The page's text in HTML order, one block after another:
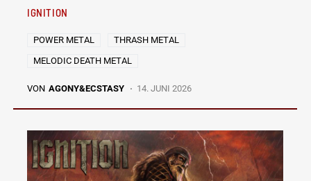
IGNITION
POWER METAL
THRASH METAL
MELODIC DEATH METAL
VON AGONY&ECSTASY 14. JUNI 2026